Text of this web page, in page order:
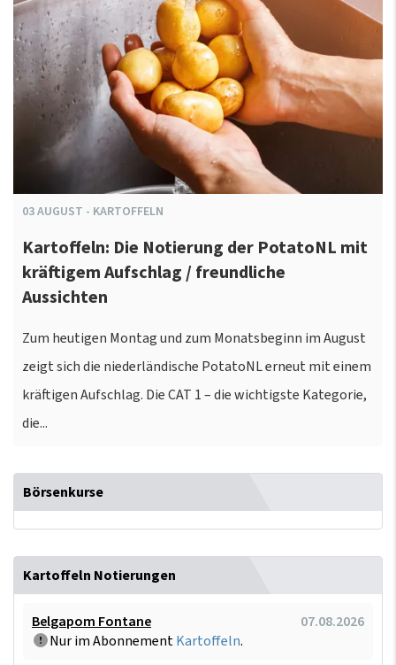
03AUGUST - KARTOFFELN
Kartoffeln: Die Notierung der PotatoNL mit
kräftigem Aufschlag / freundliche
Aussichten
Zum heutigen Montag und zum Monatsbeginn im August
zeigt sich die niederländische PotatoNL erneut mit einem
kräftigen Aufschlag. Die CAT 1 – die wichtigste Kategorie,
die...
Börsenkurse
Kartoffeln Notierungen
Belgapom Fontane
07.08.2026
Nur im AbonnementKartoffeln.